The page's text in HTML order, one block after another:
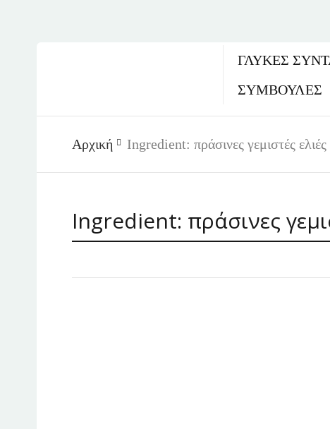
ΓΛΥΚΈΣ
ΣΥΜΒΟΥΛΕΣ
Αρχική Ingredient: πράσινες γεμιστές ελιές
Ingredient: πράσινες